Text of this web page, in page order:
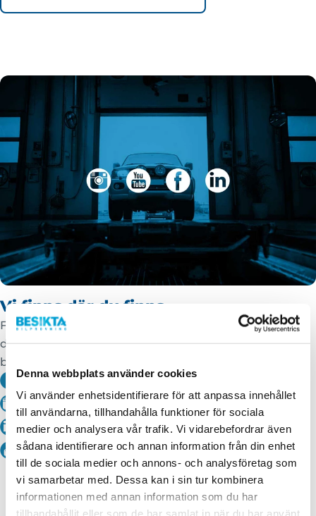
Denna webbplats använder cookies
Vi använder enhetsidentifierare för att anpassa innehållet
till användarna, tillhandahålla funktioner för sociala
medier och analysera vår trafik. Vi vidarebefordrar även
sådana identifierare och annan information från din enhet
till de sociala medier och annons- och analysföretag som
vi samarbetar med. Dessa kan i sin tur kombinera
informationen med annan information som du har
tillhandahållit eller som de har samlat in när du har använt
Vi finns där du finns
Följ och prata med oss i våra sociala kanaler. Här
diskuterar vi trafiksäkerhet och annat som gör din
bilresa tryggare.
Instagram
Linkedin